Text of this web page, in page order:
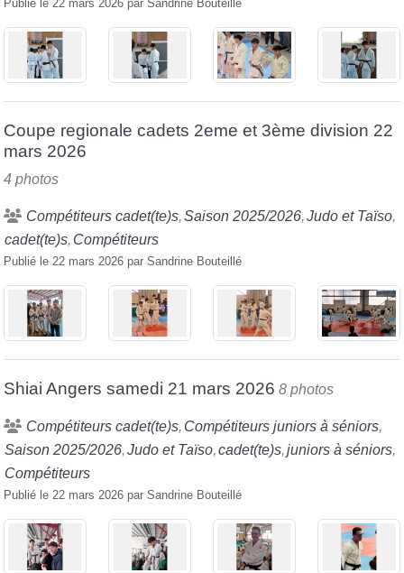
Publié le 22 mars 2026 par Sandrine Bouteillé
Coupe regionale cadets 2eme et 3ème division 22
mars 2026
4 photos
Compétiteurs cadet(te)s Saison 2025/2026 Judo et Taïso
cadet(te)s Compétiteurs
Publié le 22 mars 2026 par Sandrine Bouteillé
Shiai Angers samedi 21 mars 2026 8 photos
Compétiteurs cadet(te)s Compétiteurs juniors à séniors
Saison 2025/2026 Judo et Taïso cadet(te)s juniors à séniors
Compétiteurs
Publié le 22 mars 2026 par Sandrine Bouteillé